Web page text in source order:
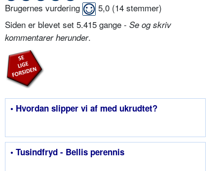
Brugernes vurdering 5,0 (14 stemmer)
Siden er blevet set 5.415 gange - Se og skriv
kommentarer herunder.
• Hvordan slipper vi af med ukrudtet?
• Tusindfryd - Bellis perennis